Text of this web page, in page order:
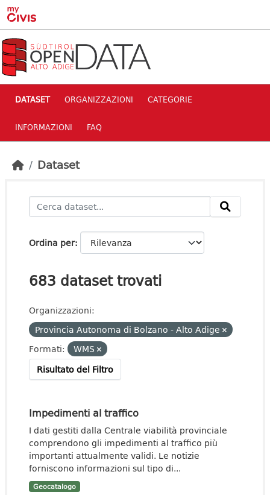
Skip to main content
DATASET ORGANIZZAZIONI CATEGORIE
INFORMAZIONI FAQ
Dataset
Ordina per
683 dataset trovati
Organizzazioni:
Provincia Autonoma di Bolzano - Alto Adige
Formati:
WMS
Risultato del Filtro
Impedimenti al traffico
I dati gestiti dalla Centrale viabilità provinciale
comprendono gli impedimenti al traffico più
importanti attualmente validi. Le notizie
forniscono informazioni sul tipo di...
Geocatalogo